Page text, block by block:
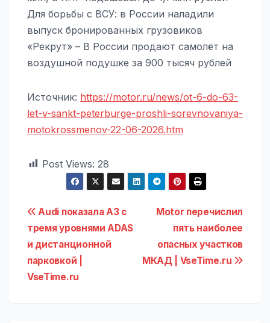
Для борьбы с ВСУ: в России наладили
выпуск бронированных грузовиков
«Рекрут» – В России продают самолёт на
воздушной подушке за 900 тысяч рублей
Источник: https://motor.ru/news/ot-6-do-63-
let-v-sankt-peterburge-proshli-sorevnovaniya-
motokrossmenov-22-06-2026.htm
Post Views: 28
Навигация
по
записям
Motor перечислил
пять наиболее
опасных участков
МКАД | VseTime.ru
Audi показала A3 с
тремя уровнями ADAS
и дистанционной
парковкой |
VseTime.ru